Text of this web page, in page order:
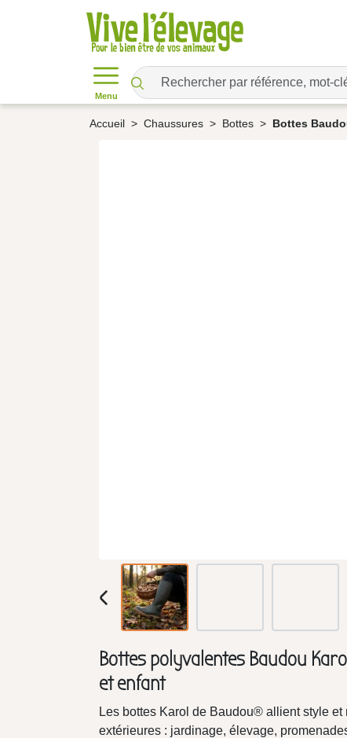
Menu
Accueil Chaussures Bottes Bottes
Bottes polyvalentes Baudou
et enfant
Les bottes Karol de Baudou® allient style
extérieures : jardinage, élevage,